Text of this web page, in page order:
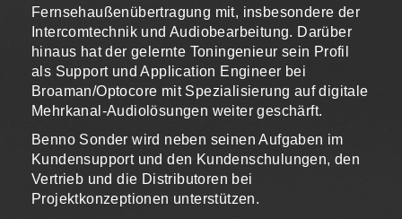
Fernsehaußenübertragung mit, insbesondere der
Intercomtechnik und Audiobearbeitung. Darüber
hinaus hat der gelernte Toningenieur sein Profil
als Support und Application Engineer bei
Broaman/Optocore mit Spezialisierung auf digitale
Mehrkanal-Audiolösungen weiter geschärft.
Benno Sonder wird neben seinen Aufgaben im
Kundensupport und den Kundenschulungen, den
Vertrieb und die Distributoren bei
Projektkonzeptionen unterstützen.